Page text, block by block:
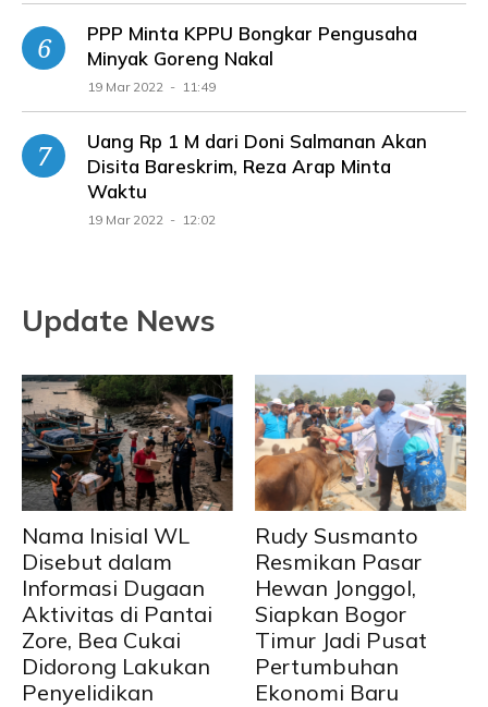
PPP Minta KPPU Bongkar Pengusaha
Minyak Goreng Nakal
19 Mar 2022 - 11:49
Uang Rp 1 M dari Doni Salmanan Akan
Disita Bareskrim, Reza Arap Minta
Waktu
19 Mar 2022 - 12:02
Update News
Nama Inisial WL
Disebut dalam
Informasi Dugaan
Aktivitas di Pantai
Zore, Bea Cukai
Didorong Lakukan
Penyelidikan
Rudy Susmanto
Resmikan Pasar
Hewan Jonggol,
Siapkan Bogor
Timur Jadi Pusat
Pertumbuhan
Ekonomi Baru